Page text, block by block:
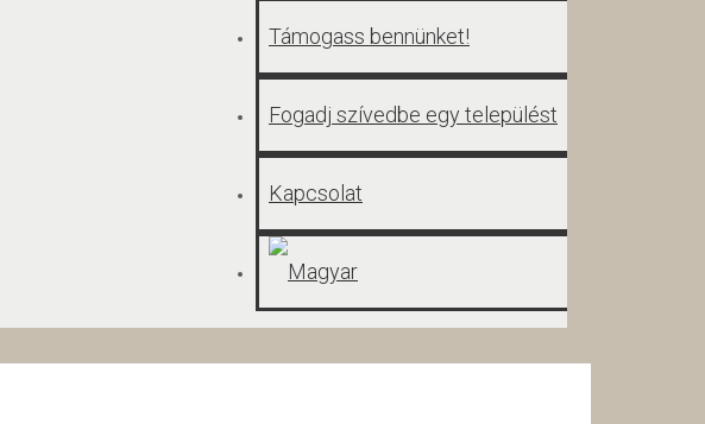
Támogass bennünket!
Fogadj szívedbe egy települést
Kapcsolat